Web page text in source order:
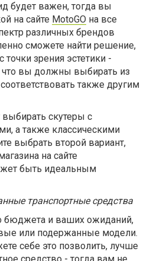
будет важен, тогда вы
на сайте MotoGO на все
различных брендов
сможете найти решение,
точки зрения эстетики -
что вы должны выбирать из
также другим
выбирать скутеры с
а также классическими
выбрать второй вариант,
на сайте
быть идеальным
транспортные средства
бюджета и ваших ожиданий,
или подержанные модели.
себе это позволить, лучше